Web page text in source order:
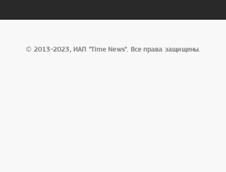
© 2013-2023, ИАП "Time News". Все права защищены.